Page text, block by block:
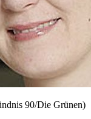
90/Die Grünen)